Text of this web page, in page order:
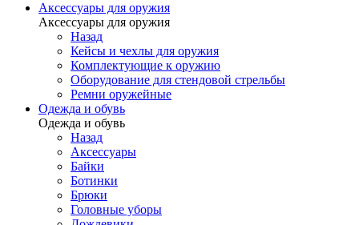
Аксессуары для оружия
Аксессуары для оружия
Назад
Кейсы и чехлы для оружия
Комплектующие к оружию
Оборудование для стендовой стрельбы
Ремни оружейные
Одежда и обувь
Одежда и обувь
Назад
Аксессуары
Байки
Ботинки
Брюки
Головные уборы